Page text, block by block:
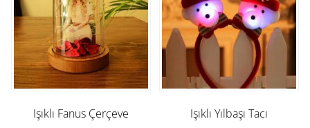
Işıklı Fanus Çerçeve Işıklı Yılbaşı Tacı